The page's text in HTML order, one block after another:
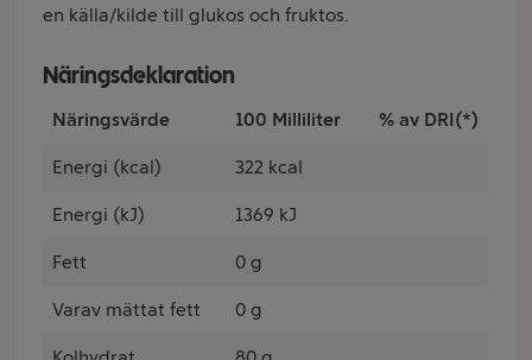
en källa/kilde till glukos och fruktos.
Näringsdeklaration
Näringsvärde 100 Milliliter % av DRI(*)
Energi (kcal) 322 kcal
Energi (kJ) 1369 kJ
Fett 0 g
Varav mättat fett 0 g